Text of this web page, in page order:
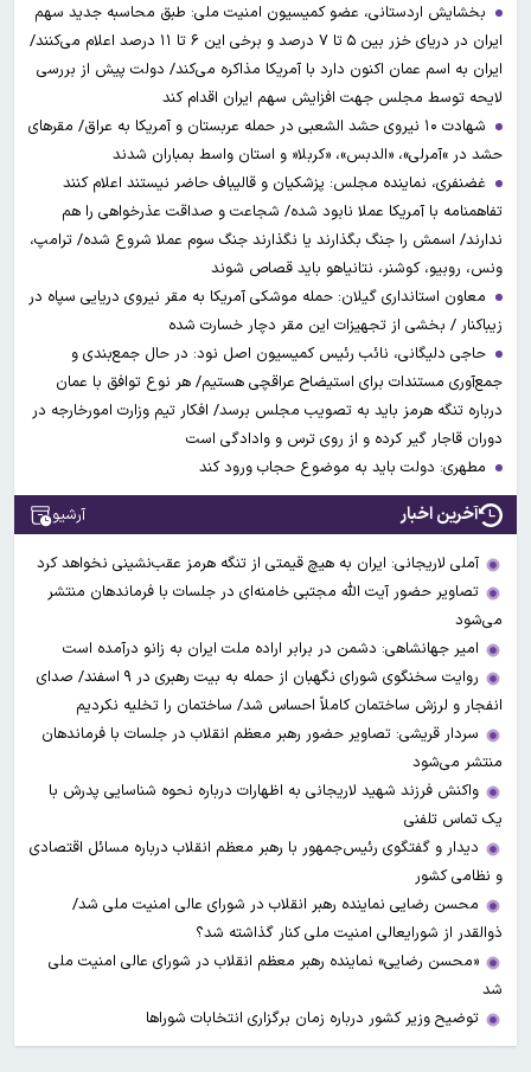
بخشایش اردستانی، عضو کمیسیون امنیت ملی: طبق محاسبه جدید سهم
ایران در دریای خزر بین ۵ تا ۷ درصد و برخی این ۶ تا ۱۱ درصد اعلام می‌کنند/
ایران به اسم عمان اکنون دارد با آمریکا مذاکره می‌کند/ دولت پیش از بررسی
لایحه توسط مجلس جهت افزایش سهم ایران اقدام کند
شهادت ۱۰ نیروی حشد الشعبی در حمله عربستان و آمریکا به عراق/ مقرهای
حشد در »آمرلی»، «الدبس»، «کربلا« و استان واسط بمباران شدند
غضنفری، نماینده مجلس: پزشکیان و قالیباف حاضر نیستند اعلام کنند
تفاهمنامه با آمریکا عملا نابود شده/ شجاعت و صداقت عذرخواهی را هم
ندارند/ اسمش را جنگ بگذارند یا نگذارند جنگ سوم عملا شروع شده/ ترامپ،
ونس، روبیو، کوشنر، نتانیاهو باید قصاص شوند
معاون استانداری گیلان: حمله موشکی آمریکا به مقر نیروی دریایی سپاه در
زیباکنار / بخشی از تجهیزات این مقر دچار خسارت شده
حاجی دلیگانی، نائب رئیس کمیسیون اصل نود: در حال جمع‌بندی و
جمع‌آوری مستندات برای استیضاح عراقچی هستیم/ هر نوع توافق با عمان
درباره تنگه هرمز باید به تصویب مجلس برسد/ افکار تیم وزارت امورخارجه در
دوران قاجار گیر کرده و از روی ترس و وادادگی است
مطهری: دولت باید به موضوع حجاب ورود کند
آخرین اخبار آرشیو
آملی‌ لاریجانی: ایران به هیچ قیمتی از تنگه هرمز عقب‌نشینی نخواهد کرد
تصاویر حضور آیت الله مجتبی خامنه‌ای در جلسات با فرماندهان منتشر
می‌شود
امیر جهانشاهی: دشمن در برابر اراده ملت ایران به زانو درآمده است
روایت سخنگوی شورای نگهبان از حمله به بیت رهبری در ۹ اسفند/ صدای
انفجار و لرزش ساختمان کاملاً احساس شد/ ساختمان را تخلیه نکردیم
سردار قریشی: تصاویر حضور رهبر معظم انقلاب در جلسات با فرماندهان
منتشر می‌شود
واکنش فرزند شهید لاریجانی به اظهارات درباره نحوه شناسایی پدرش با
یک تماس تلفنی
دیدار و گفتگوی رئیس‌جمهور با رهبر معظم انقلاب درباره مسائل اقتصادی
و نظامی کشور
محسن رضایی نماینده رهبر انقلاب در شورای عالی امنیت ملی شد/
ذوالقدر از شورایعالی امنیت ملی کنار گذاشته شد؟
«محسن رضایی» نماینده رهبر معظم انقلاب در شورای عالی امنیت ملی
شد
توضیح وزیر کشور درباره زمان برگزاری انتخابات شوراها